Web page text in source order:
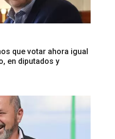
que votar ahora igual
en diputados y